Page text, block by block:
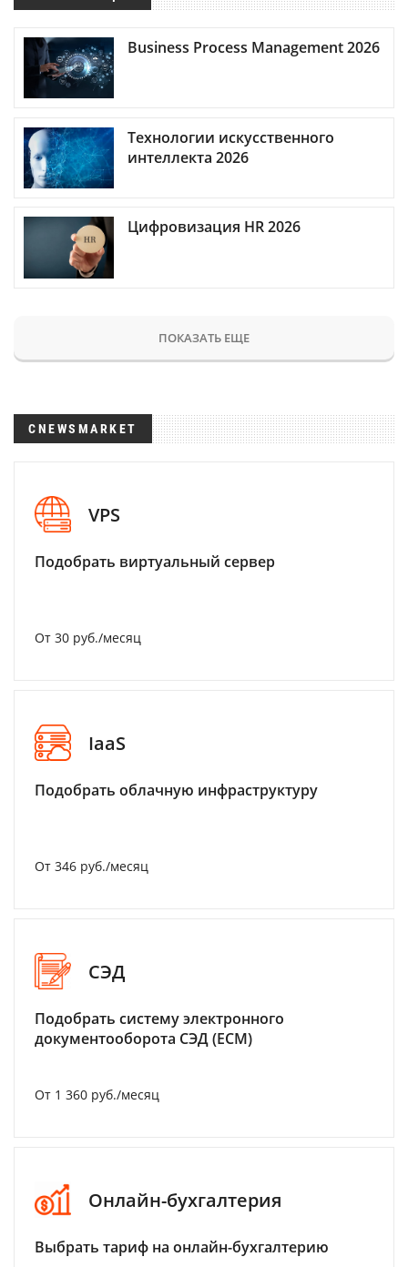
Business Process Management 2026
Технологии искусственного
интеллекта 2026
Цифровизация HR 2026
ПОКАЗАТЬ ЕЩЕ
CNEWSMARKET
VPS
Подобрать виртуальный сервер
От 30 руб./месяц
IaaS
Подобрать облачную инфраструктуру
От 346 руб./месяц
СЭД
Подобрать систему электронного
документооборота СЭД (ECM)
От 1 360 руб./месяц
Онлайн-бухгалтерия
Выбрать тариф на онлайн-бухгалтерию